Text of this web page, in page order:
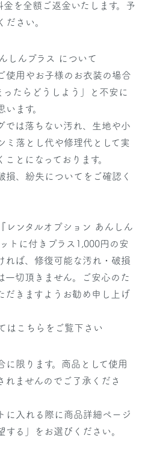
を全額ご返金いたします。予
ださい。
しんプラス について
使用やお子様のお衣装の場合
ったらどうしよう」と不安に
ます。
では落ちない汚れ、生地や小
ミ落とし代や修理代として実
とになっております。
損、紛失についてをご確認く
レンタルオプション あんしん
トに付きプラス1,000円の安
れば、修復可能な汚れ・破損
一切頂きません。ご安心のた
だきますようお勧め申し上げ
はこちらをご覧下さい
限ります。商品として使用
れませんのでご了承くださ
入れる際に商品詳細ページ
る」をお選びください。